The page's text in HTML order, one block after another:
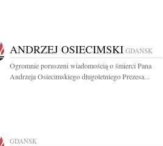
ANDRZEJ OSIECIMSKI GDAŃSK
Ogromnie poruszeni wiadomością o śmierci Pana
Andrzeja Osiecimskiego długoletniego Prezesa...
GDAŃSK